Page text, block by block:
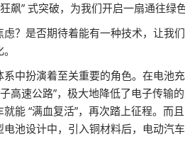
飙” 式突破，为我们开启一扇通往绿
？是否期待着能有一种技术，让我
中扮演着至关重要的角色。在电
高速公路”，极大地降低了电子传
能 “满血复活”，再次踏上征程。
池设计中，引入铜材料后，电动汽